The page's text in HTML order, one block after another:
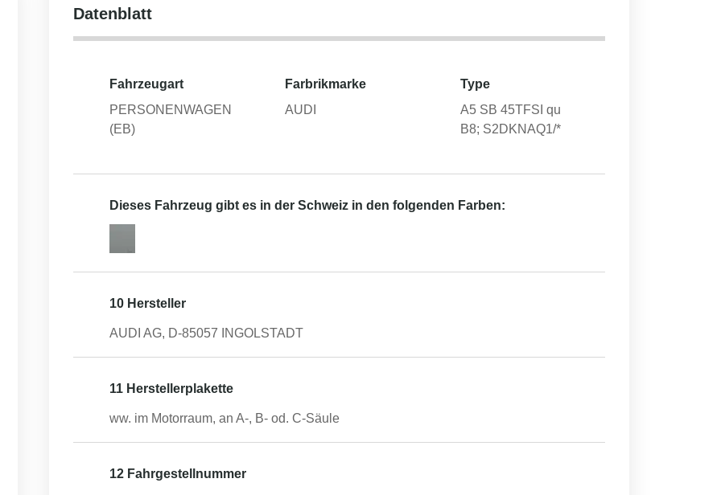
Datenblatt
Fahrzeugart
PERSONENWAGEN
(EB)
Farbrikmarke
AUDI
Type
A5 SB 45TFSI qu
B8; S2DKNAQ1/*
Dieses Fahrzeug gibt es in der Schweiz in den folgenden Farben:
10 Hersteller
AUDI AG, D-85057 INGOLSTADT
11 Herstellerplakette
ww. im Motorraum, an A-, B- od. C-Säule
12 Fahrgestellnummer